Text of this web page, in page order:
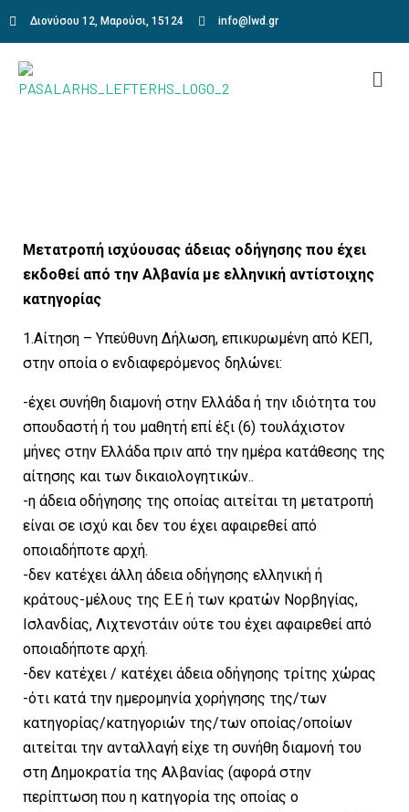
Διονύσου 12, Μαρούσι, 15124 info@lwd.gr
Μετατροπή ισχύουσας άδειας οδήγησης που έχει
εκδοθεί από την Αλβανία με ελληνική αντίστοιχης
κατηγορίας
1.Αίτηση – Υπεύθυνη Δήλωση, επικυρωμένη από ΚΕΠ,
στην οποία ο ενδιαφερόμενος δηλώνει:
-έχει συνήθη διαμονή στην Ελλάδα ή την ιδιότητα του
σπουδαστή ή του μαθητή επί έξι (6) τουλάχιστον
μήνες στην Ελλάδα πριν από την ημέρα κατάθεσης της
αίτησης και των δικαιολογητικών..
-η άδεια οδήγησης της οποίας αιτείται τη μετατροπή
είναι σε ισχύ και δεν του έχει αφαιρεθεί από
οποιαδήποτε αρχή.
-δεν κατέχει άλλη άδεια οδήγησης ελληνική ή
κράτους-μέλους της Ε.Ε ή των κρατών Νορβηγίας,
Ισλανδίας, Λιχτενστάιν ούτε του έχει αφαιρεθεί από
οποιαδήποτε αρχή.
-δεν κατέχει / κατέχει άδεια οδήγησης τρίτης χώρας
-ότι κατά την ημερομηνία χορήγησης της/των
κατηγορίας/κατηγοριών της/των οποίας/οποίων
αιτείται την ανταλλαγή είχε τη συνήθη διαμονή του
στη Δημοκρατία της Αλβανίας (αφορά στην
περίπτωση που η κατηγορία της οποίας ο